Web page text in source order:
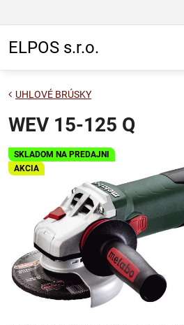
ELPOS s.r.o.
SKLADOM NA PREDAJNI
AKCIA
UHLOVÉ BRÚSKY
WEV 15-125 Q